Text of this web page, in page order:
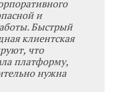
и
Быстрый
клиентская
что
платформу,
нужна